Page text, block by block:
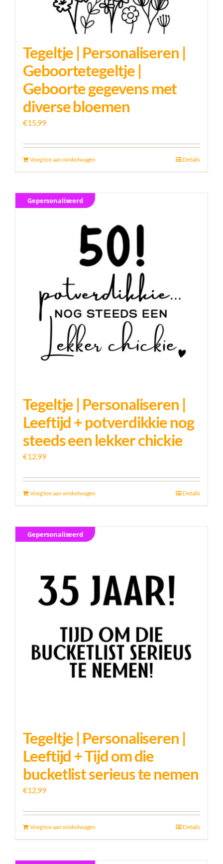
Tegeltje | Personaliseren |
Geboortetegeltje |
Geboorte gegevens met
diverse bloemen
€15,99
Voeg toe aan winkelwagen Details
Gepersonaliseerd
Tegeltje | Personaliseren |
Leeftijd + potverdikkie nog
steeds een lekker chickie
€12,99
Voeg toe aan winkelwagen Details
Gepersonaliseerd
Tegeltje | Personaliseren |
Leeftijd + Tijd om die
bucketlist serieus te nemen
€12,99
Voeg toe aan winkelwagen Details